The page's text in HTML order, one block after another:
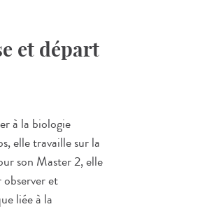
et départ
à la biologie
elle travaille sur la
son Master 2, elle
et
liée à la